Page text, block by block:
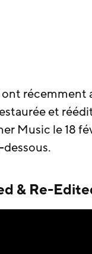
récemment
et
Music le 18
& Re-